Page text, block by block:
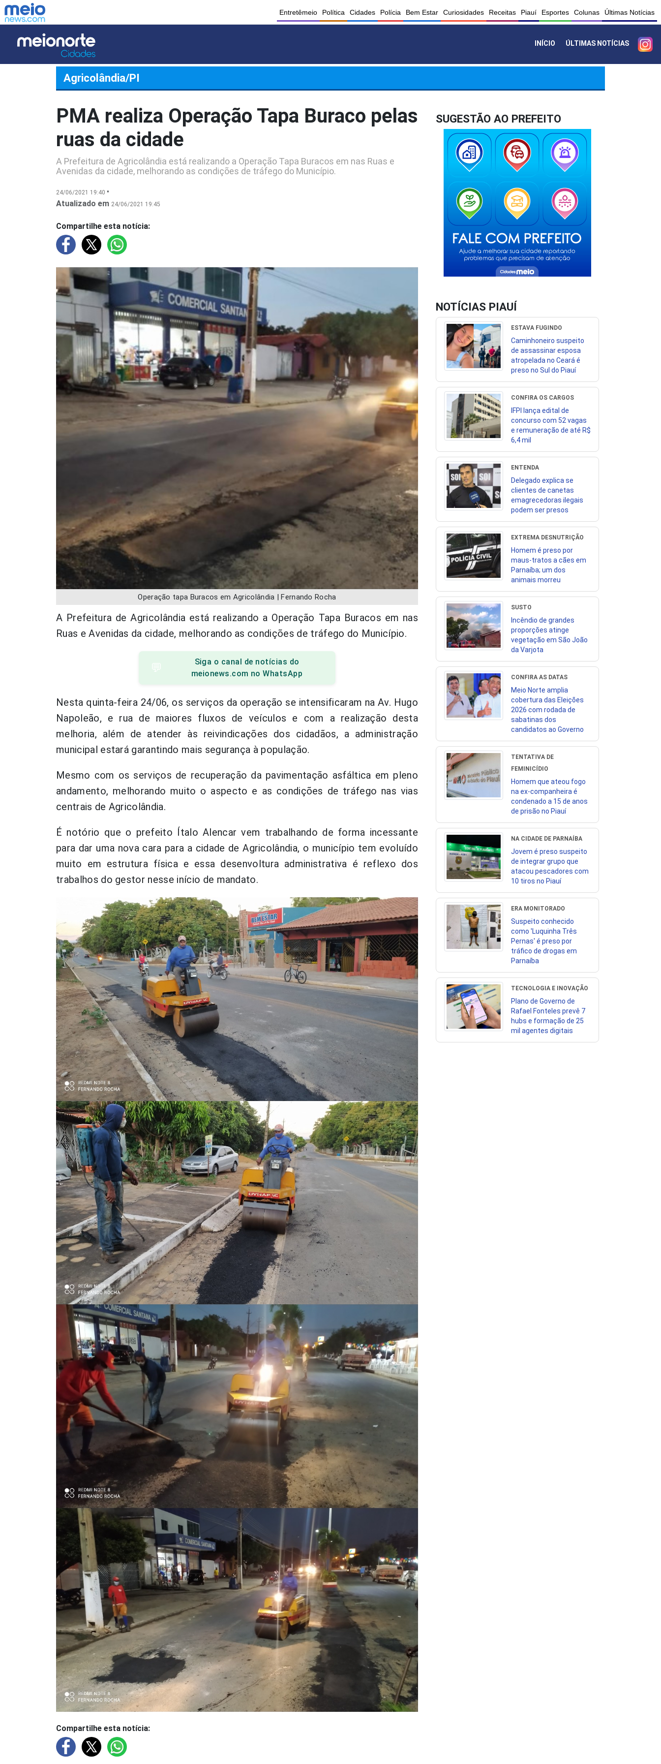
Entretêmeio Política Cidades Polícia Bem Estar Curiosidades Receitas Piauí Esportes Colunas Últimas Notícias
INÍCIO ÚLTIMAS NOTÍCIAS
Agricolândia/PI
PMA realiza Operação Tapa Buraco pelas
ruas da cidade
A Prefeitura de Agricolândia está realizando a Operação Tapa Buracos em nas Ruas e
Avenidas da cidade, melhorando as condições de tráfego do Município.
24/06/2021 19:40 •
Atualizado em 24/06/2021 19:45
Compartilhe esta notícia:
Operação tapa Buracos em Agricolândia | Fernando Rocha
A Prefeitura de Agricolândia está realizando a Operação Tapa Buracos em nas
Ruas e Avenidas da cidade, melhorando as condições de tráfego do Município.
💬
Siga o canal de notícias do
meionews.com no WhatsApp
Nesta quinta-feira 24/06, os serviços da operação se intensificaram na Av. Hugo
Napoleão, e rua de maiores fluxos de veículos e com a realização desta
melhoria, além de atender às reivindicações dos cidadãos, a administração
municipal estará garantindo mais segurança à população.
Mesmo com os serviços de recuperação da pavimentação asfáltica em pleno
andamento, melhorando muito o aspecto e as condições de tráfego nas vias
centrais de Agricolândia.
É notório que o prefeito Ítalo Alencar vem trabalhando de forma incessante
para dar uma nova cara para a cidade de Agricolândia, o município tem evoluído
muito em estrutura física e essa desenvoltura administrativa é reflexo dos
trabalhos do gestor nesse início de mandato.
Compartilhe esta notícia:
SUGESTÃO AO PREFEITO
NOTÍCIAS PIAUÍ
ESTAVA FUGINDO
Caminhoneiro suspeito
de assassinar esposa
atropelada no Ceará é
preso no Sul do Piauí
CONFIRA OS CARGOS
IFPI lança edital de
concurso com 52 vagas
e remuneração de até R$
6,4 mil
ENTENDA
Delegado explica se
clientes de canetas
emagrecedoras ilegais
podem ser presos
EXTREMA DESNUTRIÇÃO
Homem é preso por
maus-tratos a cães em
Parnaíba; um dos
animais morreu
SUSTO
Incêndio de grandes
proporções atinge
vegetação em São João
da Varjota
CONFIRA AS DATAS
Meio Norte amplia
cobertura das Eleições
2026 com rodada de
sabatinas dos
candidatos ao Governo
TENTATIVA DE
FEMINICÍDIO
Homem que ateou fogo
na ex-companheira é
condenado a 15 de anos
de prisão no Piauí
NA CIDADE DE PARNAÍBA
Jovem é preso suspeito
de integrar grupo que
atacou pescadores com
10 tiros no Piauí
ERA MONITORADO
Suspeito conhecido
como 'Luquinha Três
Pernas' é preso por
tráfico de drogas em
Parnaíba
TECNOLOGIA E INOVAÇÃO
Plano de Governo de
Rafael Fonteles prevê 7
hubs e formação de 25
mil agentes digitais